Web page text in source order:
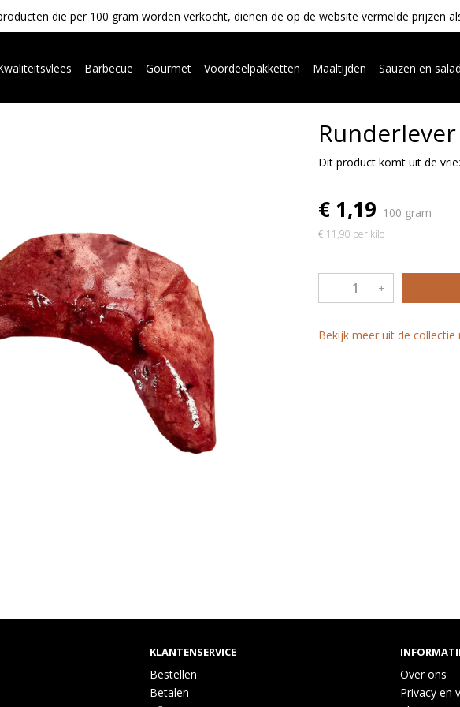
die per 100 gram worden verkocht, dienen de op de website vermelde prijzen
Barbecue Gourmet Voordeelpakketten Maaltijden Sauzen en
Runderlever
Dit product komt uit de
€ 1,19 100 gram
€ 11,90 per kilo
– +
Bekijk meer uit de collectie
KLANTENSERVICE
Bestellen
Betalen
Over ons
Privacy en